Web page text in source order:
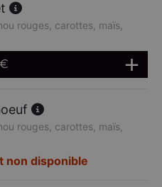
rouges, carottes, maïs,
€
rouges, carottes, maïs,
non disponible